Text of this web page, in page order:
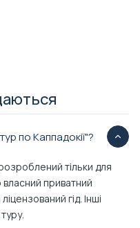
по Каппадокії"?
тільки для
власний приватний
гід. Інші